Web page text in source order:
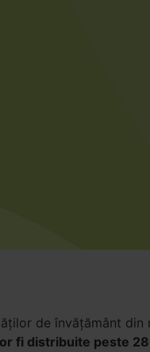
de învățământ din
fi distribuite peste